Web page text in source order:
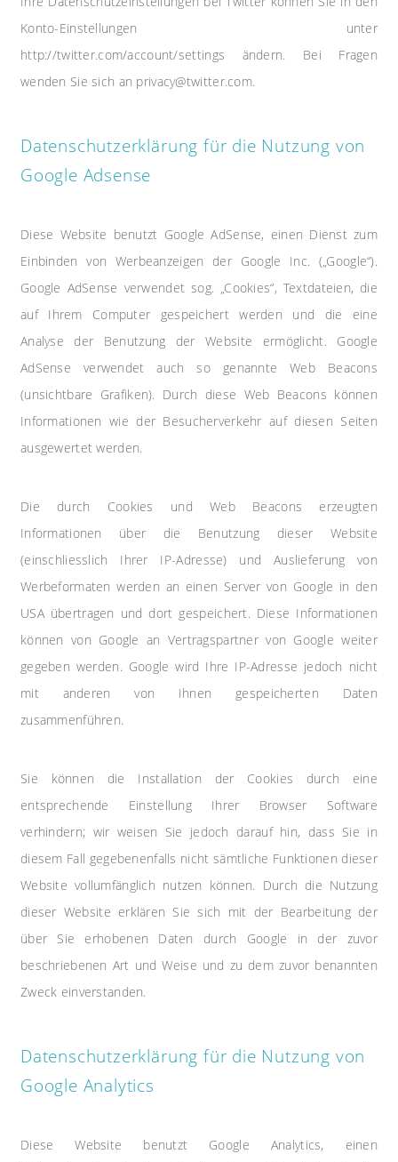
Konto-Einstellungen unter
http://twitter.com/account/settings ändern. Bei Fragen
wenden Sie sich an privacy@twitter.com.
Datenschutzerklärung für die Nutzung von
Google Adsense
Diese Website benutzt Google AdSense, einen Dienst zum
Einbinden von Werbeanzeigen der Google Inc. („Google“).
Google AdSense verwendet sog. „Cookies“, Textdateien, die
auf Ihrem Computer gespeichert werden und die eine
Analyse der Benutzung der Website ermöglicht. Google
AdSense verwendet auch so genannte Web Beacons
(unsichtbare Grafiken). Durch diese Web Beacons können
Informationen wie der Besucherverkehr auf diesen Seiten
ausgewertet werden.
Die durch Cookies und Web Beacons erzeugten
Informationen über die Benutzung dieser Website
(einschliesslich Ihrer IP-Adresse) und Auslieferung von
Werbeformaten werden an einen Server von Google in den
USA übertragen und dort gespeichert. Diese Informationen
können von Google an Vertragspartner von Google weiter
gegeben werden. Google wird Ihre IP-Adresse jedoch nicht
mit anderen von Ihnen gespeicherten Daten
zusammenführen.
Sie können die Installation der Cookies durch eine
entsprechende Einstellung Ihrer Browser Software
verhindern; wir weisen Sie jedoch darauf hin, dass Sie in
diesem Fall gegebenenfalls nicht sämtliche Funktionen dieser
Website vollumfänglich nutzen können. Durch die Nutzung
dieser Website erklären Sie sich mit der Bearbeitung der
über Sie erhobenen Daten durch Google in der zuvor
beschriebenen Art und Weise und zu dem zuvor benannten
Zweck einverstanden.
Datenschutzerklärung für die Nutzung von
Google Analytics
Diese Website benutzt Google Analytics, einen